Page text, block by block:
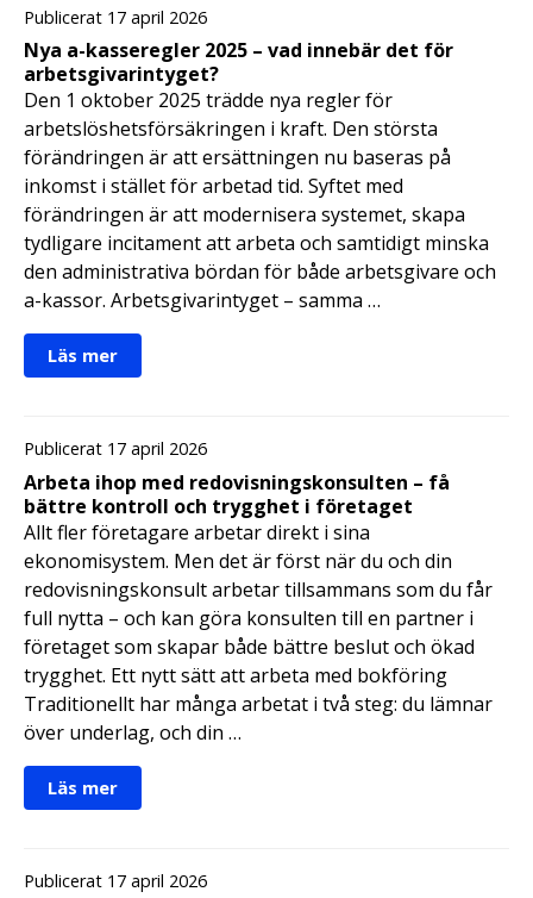
Publicerat 17 april 2026
Nya a-kasseregler 2025 – vad innebär det för
arbetsgivarintyget?
Den 1 oktober 2025 trädde nya regler för
arbetslöshetsförsäkringen i kraft. Den största
förändringen är att ersättningen nu baseras på
inkomst i stället för arbetad tid. Syftet med
förändringen är att modernisera systemet, skapa
tydligare incitament att arbeta och samtidigt minska
den administrativa bördan för både arbetsgivare och
a-kassor. Arbetsgivarintyget – samma …
Läs mer
Publicerat 17 april 2026
Arbeta ihop med redovisningskonsulten – få
bättre kontroll och trygghet i företaget
Allt fler företagare arbetar direkt i sina
ekonomisystem. Men det är först när du och din
redovisningskonsult arbetar tillsammans som du får
full nytta – och kan göra konsulten till en partner i
företaget som skapar både bättre beslut och ökad
trygghet. Ett nytt sätt att arbeta med bokföring
Traditionellt har många arbetat i två steg: du lämnar
över underlag, och din …
Läs mer
Publicerat 17 april 2026